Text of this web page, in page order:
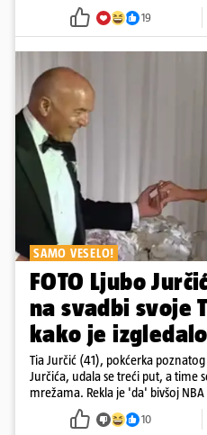
19
SAMO VESELO!
FOTO Ljubo
na svadbi svoje
kako je
Tia Jurčić (41), pokćerka
Jurčića, udala se treći put, a time
mrežama. Rekla je 'da' bivšoj
snimkama i fotografijama je
10